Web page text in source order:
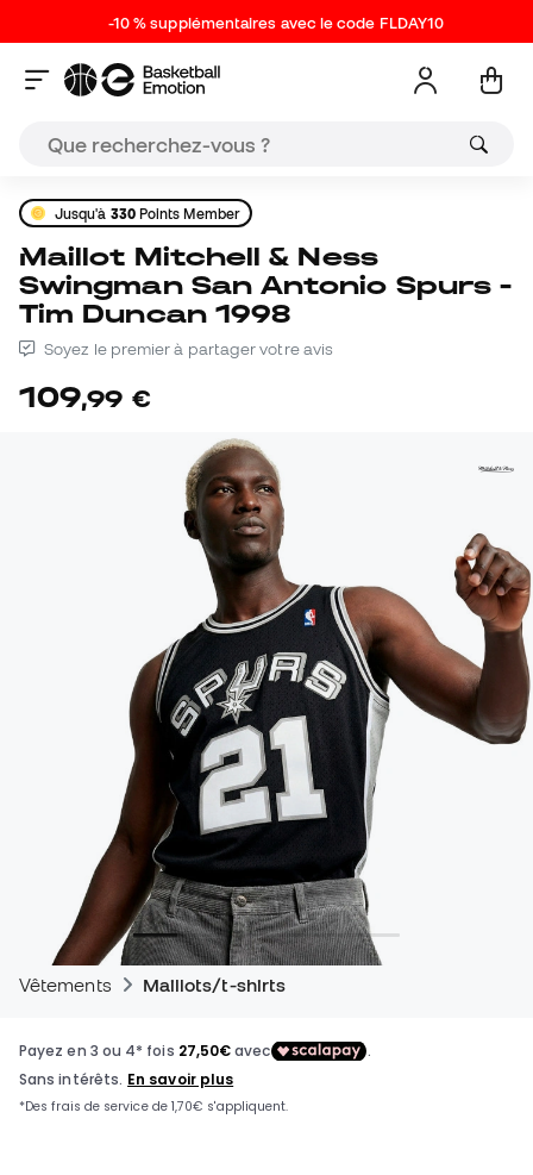
-10 % supplémentaires avec le code FLDAY10
Jusqu'à 330Points Member
Maillot Mitchell & Ness
Swingman San Antonio Spurs -
Tim Duncan 1998
Soyez le premier à partager votre avis
109,99 €
Vêtements Maillots/t-shirts